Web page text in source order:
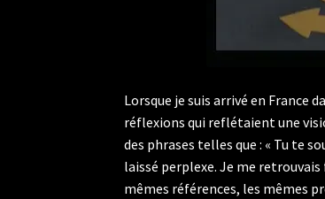
Lorsque je suis arrivé en France
réflexions qui reflétaient une
des phrases telles que : « Tu te
laissé perplexe. Je me
mêmes références, les mêmes